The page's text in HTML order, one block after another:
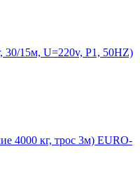
30/15м, U=220v, P1, 50HZ)